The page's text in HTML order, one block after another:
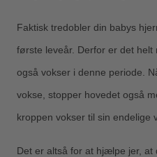
Faktisk tredobler din babys
første leveår. Derfor er det helt
også vokser i denne periode.
vokse, stopper hovedet også
kroppen vokser til sin endelige
Det er altså for at hjælpe jer,